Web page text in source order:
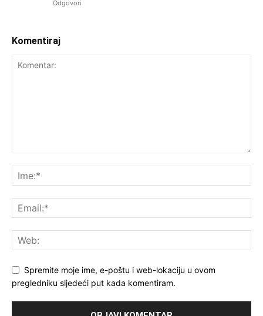
Odgovori
Komentiraj
Spremite moje ime, e-poštu i web-lokaciju u ovom
pregledniku sljedeći put kada komentiram.